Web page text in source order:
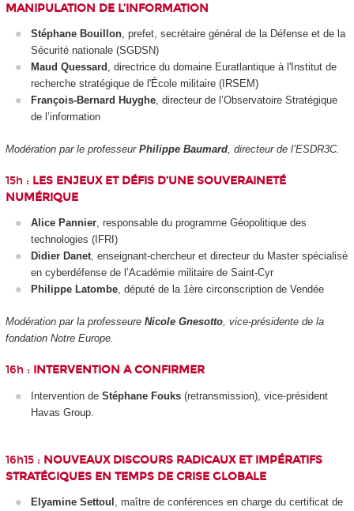
MANIPULATION DE L’INFORMATION
Stéphane Bouillon, prefet, secrétaire général de la Défense et de la
Sécurité nationale (SGDSN)
Maud Quessard , directrice du domaine Euratlantique à l'Institut de
recherche stratégique de l'École militaire (IRSEM)
François-Bernard Huyghe, directeur de l’Observatoire Stratégique
de l’information
Modération par le professeur Philippe Baumard, directeur de l’ESDR3C.
15h : LES ENJEUX ET DÉFIS D’UNE SOUVERAINETÉ
NUMÉRIQUE
Alice Pannier, responsable du programme Géopolitique des
technologies (IFRI)
Didier Danet, enseignant-chercheur et directeur du Master spécialisé
en cyberdéfense de l’Académie militaire de Saint-Cyr
Philippe Latombe, député de la 1ère circonscription de Vendée
Modération par la professeure Nicole Gnesotto, vice-présidente de la
fondation Notre Europe.
16h : INTERVENTION A CONFIRMER
Intervention de Stéphane Fouks (retransmission), vice-président
Havas Group.
16h15 : NOUVEAUX DISCOURS RADICAUX ET IMPÉRATIFS
STRATÉGIQUES EN TEMPS DE CRISE GLOBALE
Elyamine Settoul
, maître de conférences en charge du certificat de